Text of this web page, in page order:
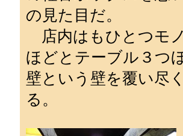
の見た目だ。
店内はもひとつモ
ほどとテーブル３つ
壁という壁を覆い尽
る。